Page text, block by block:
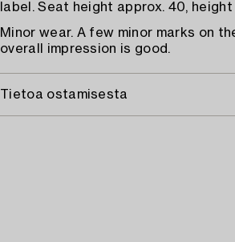
label. Seat height approx. 40,
Minor wear. A few minor marks on
overall impression is good.
Tietoa ostamisesta